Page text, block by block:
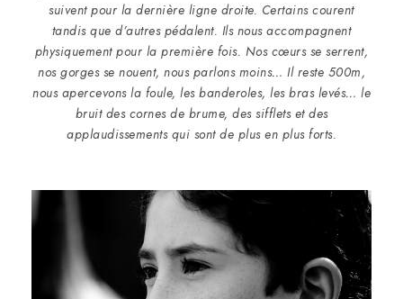
suivent pour la dernière ligne droite. Certains courent
tandis que d’autres pédalent. Ils nous accompagnent
physiquement pour la première fois. Nos cœurs se serrent,
nos gorges se nouent, nous parlons moins… Il reste 500m,
nous apercevons la foule, les banderoles, les bras levés… le
bruit des cornes de brume, des sifflets et des
applaudissements qui sont de plus en plus forts.